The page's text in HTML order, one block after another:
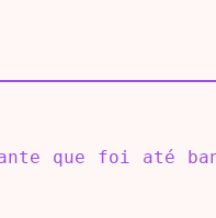
que foi até